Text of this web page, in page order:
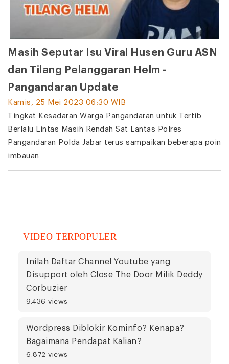
Masih Seputar Isu Viral Husen Guru ASN
dan Tilang Pelanggaran Helm -
Pangandaran Update
Kamis, 25 Mei 2023 06:30 WIB
Tingkat Kesadaran Warga Pangandaran untuk Tertib
Berlalu Lintas Masih Rendah Sat Lantas Polres
Pangandaran Polda Jabar terus sampaikan beberapa poin
imbauan
VIDEO TERPOPULER
Inilah Daftar Channel Youtube yang
Disupport oleh Close The Door Milik Deddy
Corbuzier
9.436 views
Wordpress Diblokir Kominfo? Kenapa?
Bagaimana Pendapat Kalian?
6.872 views